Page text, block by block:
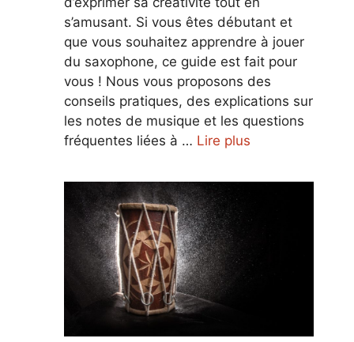
s’amusant. Si vous êtes débutant et
que vous souhaitez apprendre à jouer
du saxophone, ce guide est fait pour
vous ! Nous vous proposons des
conseils pratiques, des explications sur
les notes de musique et les questions
fréquentes liées à … Lire plus